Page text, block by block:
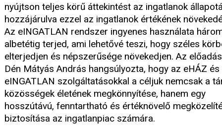
nyújtson teljes körű áttekintést az ingatlanok
hozzájárulva ezzel az ingatlanok értékének
Az eINGATLAN rendszer ingyenes használata
albetétig terjed, ami lehetővé teszi, hogy széles
elterjedjen és népszerűsége növekedjen. Az
Dén Mátyás András hangsúlyozta, hogy az eHÁZ és
eINGATLAN szolgáltatásokkal a céljuk nemcsak a
közösségek életének megkönnyítése, hanem egy
hosszútávú, fenntartható és értéknövelő
biztosítása az ingatlanpiac számára.